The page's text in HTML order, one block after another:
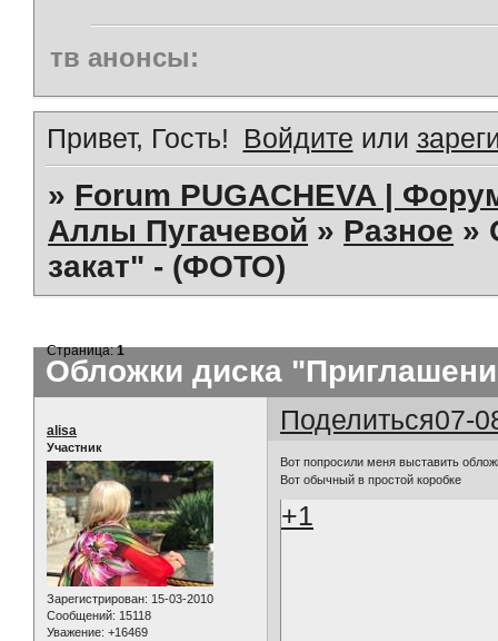
тв анонсы:
Привет, Гость! Войдите или
» Forum PUGACHEVA |
Аллы Пугачевой » Разное »
закат" - (ФОТО)
Обложки диска
Страница:1
Поделиться07-
alisa
Участник
Зарегистрирован: 15-03-2010
Сообщений: 15118
Уважение: +16469
Вот попросили меня выставить
Вот обычный в простой коробке
+1